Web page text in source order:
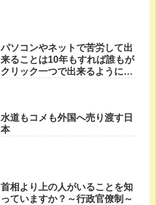
パソコンやネットで苦労して出
来ることは10年もすれば誰もが
クリック一つで出来るようにな
水道もコメも外国へ売り渡す日
本
首相より上の人がいることを知
っていますか？～行政官僚制～